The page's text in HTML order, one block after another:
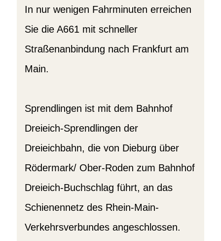
In nur wenigen Fahrminuten erreichen
Sie die A661 mit schneller
Straßenanbindung nach Frankfurt am
Main.
Sprendlingen ist mit dem Bahnhof
Dreieich-Sprendlingen der
Dreieichbahn, die von Dieburg über
Rödermark/ Ober-Roden zum Bahnhof
Dreieich-Buchschlag führt, an das
Schienennetz des Rhein-Main-
Verkehrsverbundes angeschlossen.